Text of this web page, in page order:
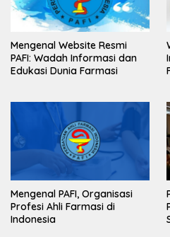
Mengenal Website Resmi
PAFI: Wadah Informasi dan
Edukasi Dunia Farmasi
Mengenal PAFI, Organisasi
Profesi Ahli Farmasi di
Indonesia